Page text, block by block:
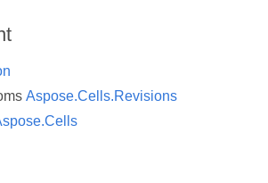
Aspose.Cells.Revisions